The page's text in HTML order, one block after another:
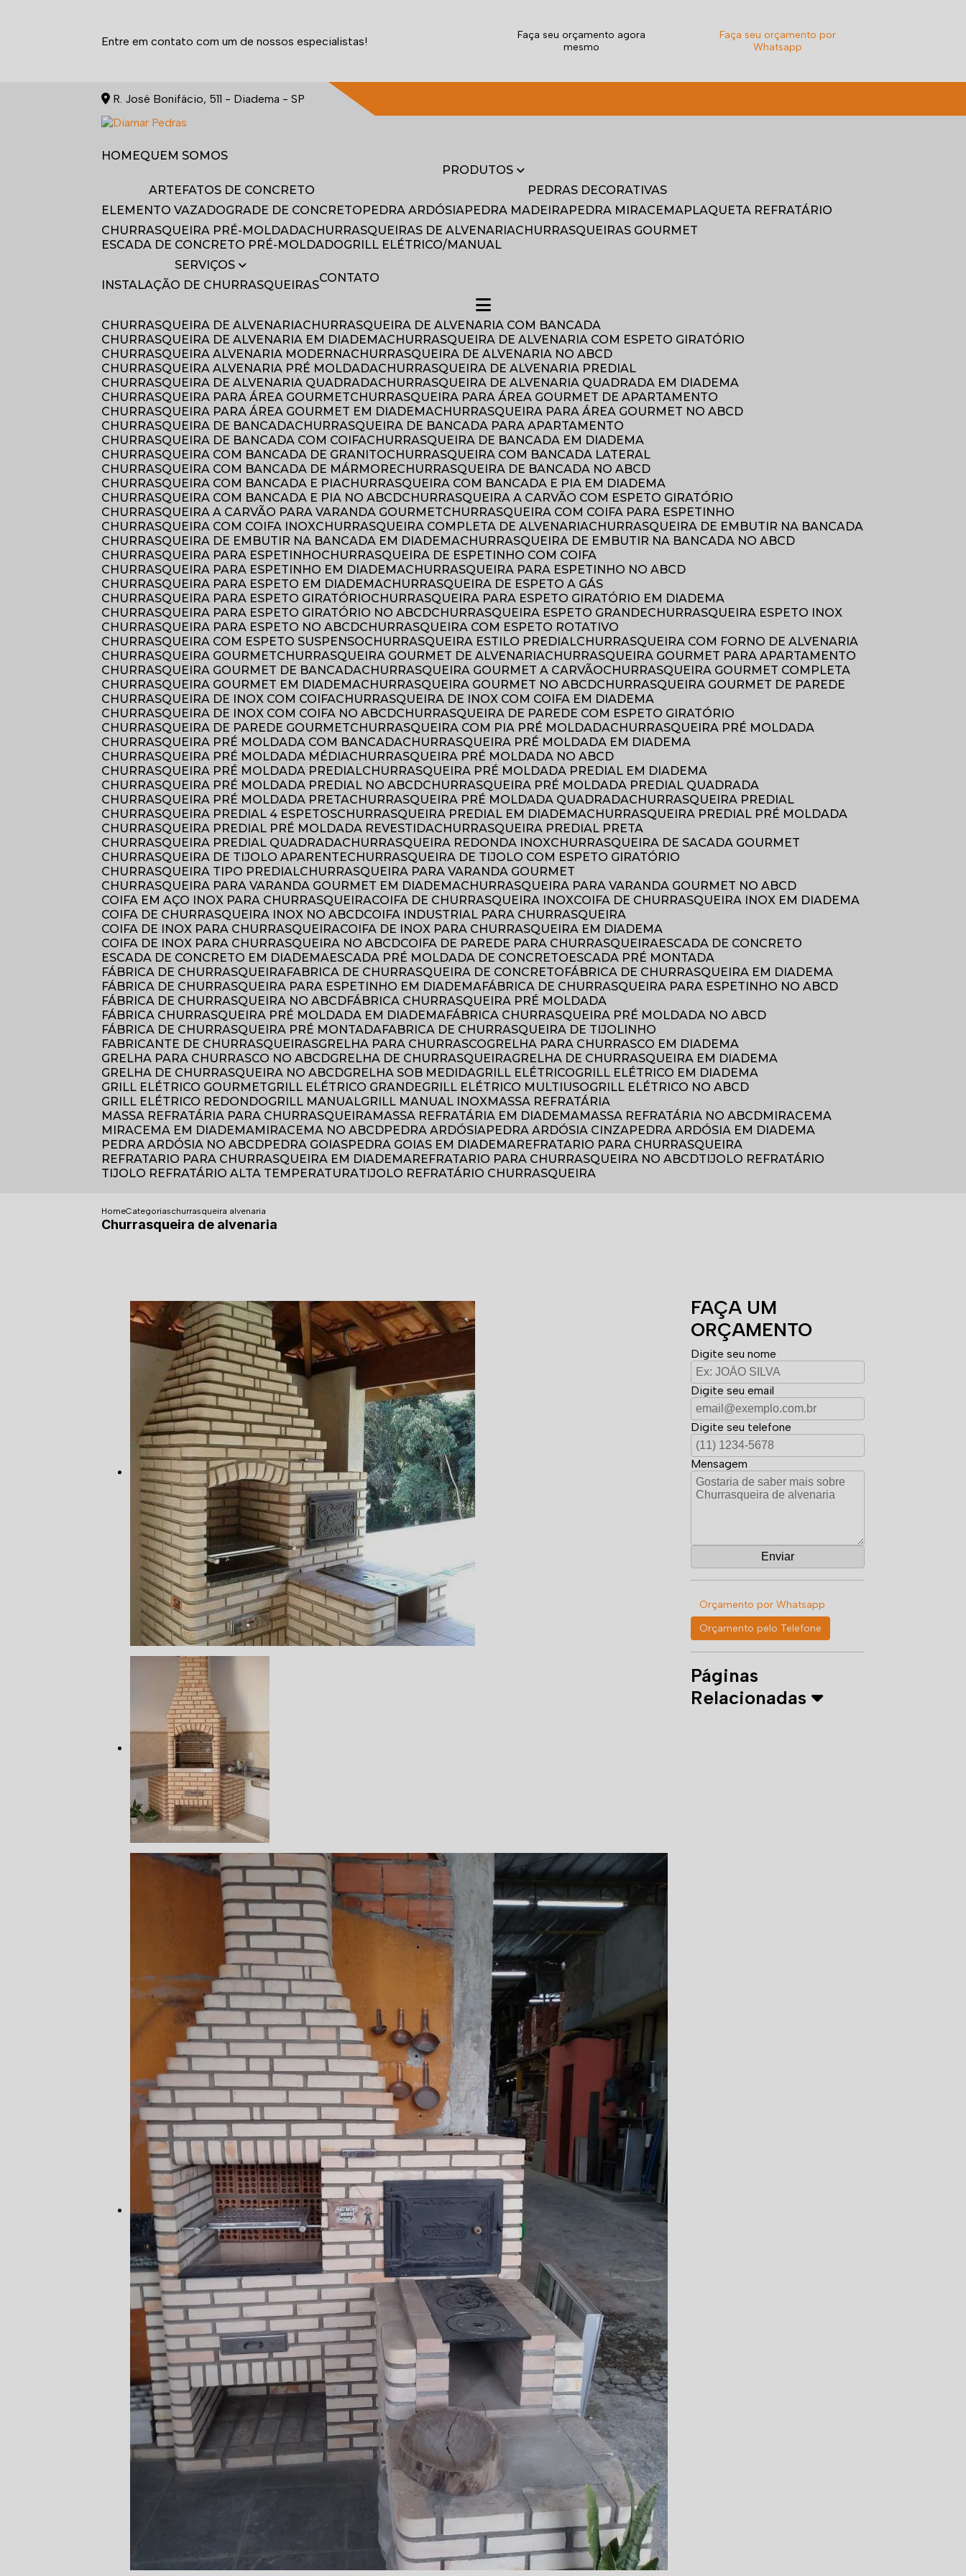
Entre em contato com um de nossos especialistas!
Faça seu orçamento agora
mesmo
Faça seu orçamento por
Whatsapp
R. José Bonifácio, 511 - Diadema - SP
HOME
QUEM SOMOS
PRODUTOS
ARTEFATOS DE CONCRETO
ELEMENTO VAZADO
GRADE DE CONCRETO
PEDRAS DECORATIVAS
PEDRA ARDÓSIA
PEDRA MADEIRA PEDRA MIRACEMA
PLAQUETA REFRATÁRIO
CHURRASQUEIRA PRÉ-MOLDADA
CHURRASQUEIRAS DE ALVENARIA
CHURRASQUEIRAS GOURMET
ESCADA DE CONCRETO PRÉ-MOLDADO
GRILL ELÉTRICO/MANUAL
SERVIÇOS
INSTALAÇÃO DE CHURRASQUEIRAS
CONTATO
CHURRASQUEIRA DE ALVENARIA
CHURRASQUEIRA DE ALVENARIA COM BANCADA
CHURRASQUEIRA DE ALVENARIA EM DIADEMA
CHURRASQUEIRA DE ALVENARIA COM ESPETO GIRATÓRIO
CHURRASQUEIRA ALVENARIA MODERNA
CHURRASQUEIRA DE ALVENARIA NO ABCD
CHURRASQUEIRA ALVENARIA PRÉ MOLDADA
CHURRASQUEIRA DE ALVENARIA PREDIAL
CHURRASQUEIRA DE ALVENARIA QUADRADA
CHURRASQUEIRA DE ALVENARIA QUADRADA EM DIADEMA
CHURRASQUEIRA PARA ÁREA GOURMET
CHURRASQUEIRA PARA ÁREA GOURMET DE APARTAMENTO
CHURRASQUEIRA PARA ÁREA GOURMET EM DIADEMA
CHURRASQUEIRA PARA ÁREA GOURMET NO ABCD
CHURRASQUEIRA DE BANCADA
CHURRASQUEIRA DE BANCADA PARA APARTAMENTO
CHURRASQUEIRA DE BANCADA COM COIFA
CHURRASQUEIRA DE BANCADA EM DIADEMA
CHURRASQUEIRA COM BANCADA DE GRANITO
CHURRASQUEIRA COM BANCADA LATERAL
CHURRASQUEIRA COM BANCADA DE MÁRMORE
CHURRASQUEIRA DE BANCADA NO ABCD
CHURRASQUEIRA COM BANCADA E PIA
CHURRASQUEIRA COM BANCADA E PIA EM DIADEMA
CHURRASQUEIRA COM BANCADA E PIA NO ABCD
CHURRASQUEIRA A CARVÃO COM ESPETO GIRATÓRIO
CHURRASQUEIRA A CARVÃO PARA VARANDA GOURMET
CHURRASQUEIRA COM COIFA PARA ESPETINHO
CHURRASQUEIRA COM COIFA INOX
CHURRASQUEIRA COMPLETA DE ALVENARIA
CHURRASQUEIRA DE EMBUTIR NA BANCADA
CHURRASQUEIRA DE EMBUTIR NA BANCADA EM DIADEMA
CHURRASQUEIRA DE EMBUTIR NA BANCADA NO ABCD
CHURRASQUEIRA PARA ESPETINHO
CHURRASQUEIRA DE ESPETINHO COM COIFA
CHURRASQUEIRA PARA ESPETINHO EM DIADEMA
CHURRASQUEIRA PARA ESPETINHO NO ABCD
CHURRASQUEIRA PARA ESPETO EM DIADEMA
CHURRASQUEIRA DE ESPETO A GÁS
CHURRASQUEIRA PARA ESPETO GIRATÓRIO
CHURRASQUEIRA PARA ESPETO GIRATÓRIO EM DIADEMA
CHURRASQUEIRA PARA ESPETO GIRATÓRIO NO ABCD
CHURRASQUEIRA ESPETO GRANDE
CHURRASQUEIRA ESPETO INOX
CHURRASQUEIRA PARA ESPETO NO ABCD
CHURRASQUEIRA COM ESPETO ROTATIVO
CHURRASQUEIRA COM ESPETO SUSPENSO
CHURRASQUEIRA ESTILO PREDIAL
CHURRASQUEIRA COM FORNO DE ALVENARIA
CHURRASQUEIRA GOURMET
CHURRASQUEIRA GOURMET DE ALVENARIA
CHURRASQUEIRA GOURMET PARA APARTAMENTO
CHURRASQUEIRA GOURMET DE BANCADA
CHURRASQUEIRA GOURMET A CARVÃO
CHURRASQUEIRA GOURMET COMPLETA
CHURRASQUEIRA GOURMET EM DIADEMA
CHURRASQUEIRA GOURMET NO ABCD
CHURRASQUEIRA GOURMET DE PAREDE
CHURRASQUEIRA DE INOX COM COIFA
CHURRASQUEIRA DE INOX COM COIFA EM DIADEMA
CHURRASQUEIRA DE INOX COM COIFA NO ABCD
CHURRASQUEIRA DE PAREDE COM ESPETO GIRATÓRIO
CHURRASQUEIRA DE PAREDE GOURMET
CHURRASQUEIRA COM PIA PRÉ MOLDADA
CHURRASQUEIRA PRÉ MOLDADA
CHURRASQUEIRA PRÉ MOLDADA COM BANCADA
CHURRASQUEIRA PRÉ MOLDADA EM DIADEMA
CHURRASQUEIRA PRÉ MOLDADA MÉDIA
CHURRASQUEIRA PRÉ MOLDADA NO ABCD
CHURRASQUEIRA PRÉ MOLDADA PREDIAL
CHURRASQUEIRA PRÉ MOLDADA PREDIAL EM DIADEMA
CHURRASQUEIRA PRÉ MOLDADA PREDIAL NO ABCD
CHURRASQUEIRA PRÉ MOLDADA PREDIAL QUADRADA
CHURRASQUEIRA PRÉ MOLDADA PRETA
CHURRASQUEIRA PRÉ MOLDADA QUADRADA
CHURRASQUEIRA PREDIAL
CHURRASQUEIRA PREDIAL 4 ESPETOS
CHURRASQUEIRA PREDIAL EM DIADEMA
CHURRASQUEIRA PREDIAL PRÉ MOLDADA
CHURRASQUEIRA PREDIAL PRÉ MOLDADA REVESTIDA
CHURRASQUEIRA PREDIAL PRETA
CHURRASQUEIRA PREDIAL QUADRADA
CHURRASQUEIRA REDONDA INOX
CHURRASQUEIRA DE SACADA GOURMET
CHURRASQUEIRA DE TIJOLO APARENTE
CHURRASQUEIRA DE TIJOLO COM ESPETO GIRATÓRIO
CHURRASQUEIRA TIPO PREDIAL
CHURRASQUEIRA PARA VARANDA GOURMET
CHURRASQUEIRA PARA VARANDA GOURMET EM DIADEMA
CHURRASQUEIRA PARA VARANDA GOURMET NO ABCD
COIFA EM AÇO INOX PARA CHURRASQUEIRA
COIFA DE CHURRASQUEIRA INOX
COIFA DE CHURRASQUEIRA INOX EM DIADEMA
COIFA DE CHURRASQUEIRA INOX NO ABCD
COIFA INDUSTRIAL PARA CHURRASQUEIRA
COIFA DE INOX PARA CHURRASQUEIRA
COIFA DE INOX PARA CHURRASQUEIRA EM DIADEMA
COIFA DE INOX PARA CHURRASQUEIRA NO ABCD
COIFA DE PAREDE PARA CHURRASQUEIRA
ESCADA DE CONCRETO
ESCADA DE CONCRETO EM DIADEMA
ESCADA PRÉ MOLDADA DE CONCRETO
ESCADA PRÉ MONTADA
FÁBRICA DE CHURRASQUEIRA FABRICA DE CHURRASQUEIRA DE CONCRETO FÁBRICA DE CHURRASQUEIRA EM DIADEMA
FÁBRICA DE CHURRASQUEIRA PARA ESPETINHO EM DIADEMA FÁBRICA DE CHURRASQUEIRA PARA ESPETINHO NO ABCD
FÁBRICA DE CHURRASQUEIRA NO ABCD FÁBRICA CHURRASQUEIRA PRÉ MOLDADA
FÁBRICA CHURRASQUEIRA PRÉ MOLDADA EM DIADEMA FÁBRICA CHURRASQUEIRA PRÉ MOLDADA NO ABCD
FÁBRICA DE CHURRASQUEIRA PRÉ MONTADA FABRICA DE CHURRASQUEIRA DE TIJOLINHO
FABRICANTE DE CHURRASQUEIRAS
GRELHA PARA CHURRASCO
GRELHA PARA CHURRASCO EM DIADEMA
GRELHA PARA CHURRASCO NO ABCD
GRELHA DE CHURRASQUEIRA
GRELHA DE CHURRASQUEIRA EM DIADEMA
GRELHA DE CHURRASQUEIRA NO ABCD
GRELHA SOB MEDIDA GRILL ELÉTRICO
GRILL ELÉTRICO EM DIADEMA
GRILL ELÉTRICO GOURMET
GRILL ELÉTRICO GRANDE GRILL ELÉTRICO MULTIUSO
GRILL ELÉTRICO NO ABCD
GRILL ELÉTRICO REDONDO
GRILL MANUAL GRILL MANUAL INOX
MASSA REFRATÁRIA
MASSA REFRATÁRIA PARA CHURRASQUEIRA
MASSA REFRATÁRIA EM DIADEMA MASSA REFRATÁRIA NO ABCD
MIRACEMA
MIRACEMA EM DIADEMA
MIRACEMA NO ABCD PEDRA ARDÓSIA PEDRA ARDÓSIA CINZA
PEDRA ARDÓSIA EM DIADEMA
PEDRA ARDÓSIA NO ABCD
PEDRA GOIAS PEDRA GOIAS EM DIADEMA
REFRATARIO PARA CHURRASQUEIRA
REFRATARIO PARA CHURRASQUEIRA EM DIADEMA
REFRATARIO PARA CHURRASQUEIRA NO ABCD
TIJOLO REFRATÁRIO
TIJOLO REFRATÁRIO ALTA TEMPERATURA
TIJOLO REFRATÁRIO CHURRASQUEIRA
HomeCategoriaschurrasqueira alvenaria
Churrasqueira de alvenaria
FAÇA UM
ORÇAMENTO
Digite seu nome
Digite seu email
Digite seu telefone
Mensagem
Orçamento por Whatsapp
Orçamento pelo Telefone
Páginas
Relacionadas